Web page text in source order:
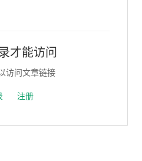
才能访问
访问文章链接
注册